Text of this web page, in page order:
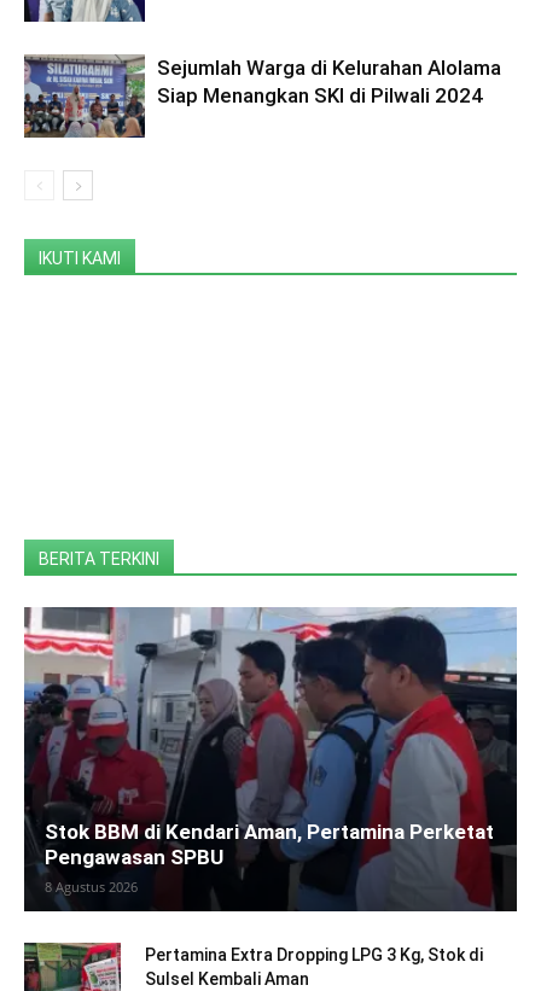
Sejumlah Warga di Kelurahan Alolama
Siap Menangkan SKI di Pilwali 2024
IKUTI KAMI
BERITA TERKINI
Stok BBM di Kendari Aman, Pertamina Perketat
Pengawasan SPBU
8 Agustus 2026
Pertamina Extra Dropping LPG 3 Kg, Stok di
Sulsel Kembali Aman